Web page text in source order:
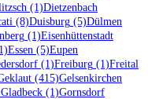
(1)Dietzenbach
(8)Duisburg (5)Dülmen
(1)Eisenhüttenstadt
Essen (5)Eupen
(1)Freiburg (1)Freital
(415)Gelsenkirchen
Gladbeck (1)Gornsdorf